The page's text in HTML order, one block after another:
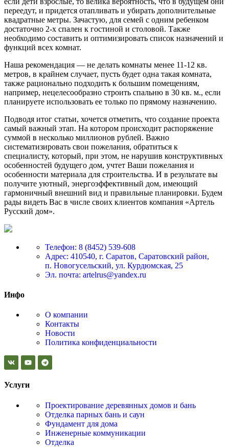
переедут, и придется отапливать и убирать дополнительные
квадратные метры. Зачастую, для семей с одним ребенком
достаточно 2-х спален к гостиной и столовой. Также
необходимо составить и оптимизировать список назначений и
функций всех комнат.
Наша рекомендация — не делать комнаты менее 11-12 кв.
метров, в крайнем случает, пусть будет одна такая комната,
также рационально подходить к большим помещениям,
например, нецелесообразно строить спальню в 30 кв. м., если
планируете использовать ее только по прямому назначению.
Подводя итог статьи, хочется отметить, что создание проекта
самый важный этап. На котором происходит распоряжение
суммой в несколько миллионов рублей. Важно
систематизировать свои пожелания, обратиться к
специалисту, который, при этом, не нарушив конструктивных
особенностей будущего дом, учтет Ваши пожелания и
особенности материала для строительства. И в результате вы
получите уютный, энергоэффективный дом, имеющий
гармоничный внешний вид и правильные планировки. Будем
рады видеть Вас в числе своих клиентов компания «Артель
Русский дом».
Телефон: 8 (8452) 539-608
Адрес: 410540, г. Саратов, Саратовский район,
п. Новогусельский, ул. Курдюмская, 25
Эл. почта: artelrus@yandex.ru
Инфо
О компании
Контакты
Новости
Политика конфиденциальности
Услуги
Проектирование деревянных домов и бань
Отделка парных бань и саун
Фундамент для дома
Инженерные коммуникации
Отделка